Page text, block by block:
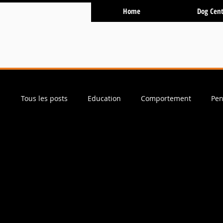
Home Dog
Tous les posts Education Comportement